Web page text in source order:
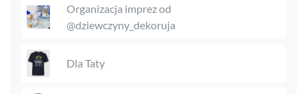
Organizacja imprez od
@dziewczyny_dekoruja
Dla Taty